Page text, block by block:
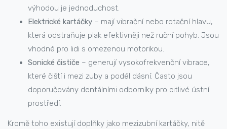
výhodou je jednoduchost.
Elektrické kartáčky – mají vibrační nebo rotační hlavu,
která odstraňuje plak efektivněji než ruční pohyb. Jsou
vhodné pro lidi s omezenou motorikou.
Sonické čističe – generují vysokofrekvenční vibrace,
které čiští i mezi zuby a podél dásní. Často jsou
doporučovány dentálními odborníky pro citlivé ústní
prostředí.
Kromě toho existují doplňky jako mezizubní kartáčky, nitě